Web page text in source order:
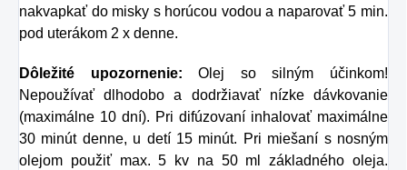
nakvapkať do misky s horúcou vodou a naparovať 5 min.
pod uterákom 2 x denne.
Dôležité upozornenie: Olej so silným účinkom!
Nepoužívať dlhodobo a dodržiavať nízke dávkovanie
(maximálne 10 dní). Pri difúzovaní inhalovať maximálne
30 minút denne, u detí 15 minút. Pri miešaní s nosným
olejom použiť max. 5 kv na 50 ml základného oleja.